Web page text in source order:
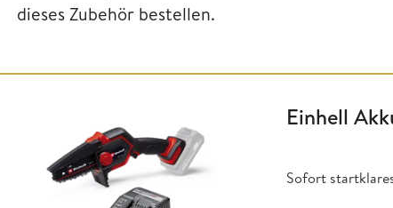
dieses Zubehör bestellen.
Einhell
Sofort